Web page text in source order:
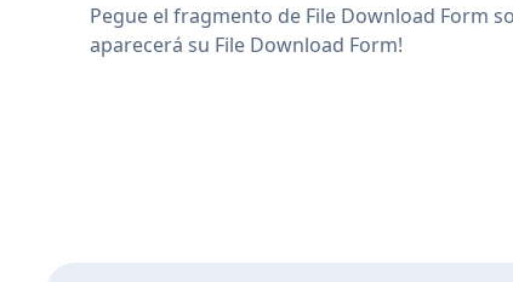
Pegue el fragmento de File Download Form
aparecerá su File Download Form!